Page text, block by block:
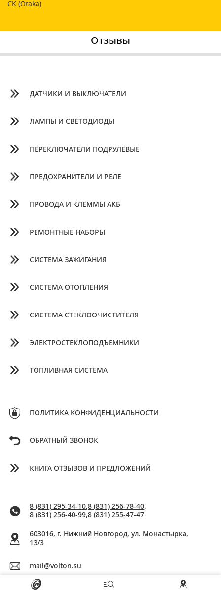
CK (Otaka).
Отзывы
ДАТЧИКИ И ВЫКЛЮЧАТЕЛИ
ЛАМПЫ И СВЕТОДИОДЫ
ПЕРЕКЛЮЧАТЕЛИ ПОДРУЛЕВЫЕ
ПРЕДОХРАНИТЕЛИ И РЕЛЕ
ПРОВОДА И КЛЕММЫ АКБ
РЕМОНТНЫЕ НАБОРЫ
СИСТЕМА ЗАЖИГАНИЯ
СИСТЕМА ОТОПЛЕНИЯ
СИСТЕМА СТЕКЛООЧИСТИТЕЛЯ
ЭЛЕКТРОСТЕКЛОПОДЪЕМНИКИ
ТОПЛИВНАЯ СИСТЕМА
ПОЛИТИКА КОНФИДЕНЦИАЛЬНОСТИ
ОБРАТНЫЙ ЗВОНОК
КНИГА ОТЗЫВОВ И ПРЕДЛОЖЕНИЙ
8 (831) 295-34-10,8 (831) 256-78-40,
8 (831) 256-40-99,8 (831) 255-47-47
603016, г. Нижний Новгород, ул. Монастырка,
13/3
mail@volton.su